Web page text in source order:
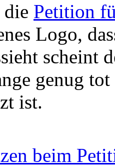
Petition
Logo,
scheint
genug
ist.
beim